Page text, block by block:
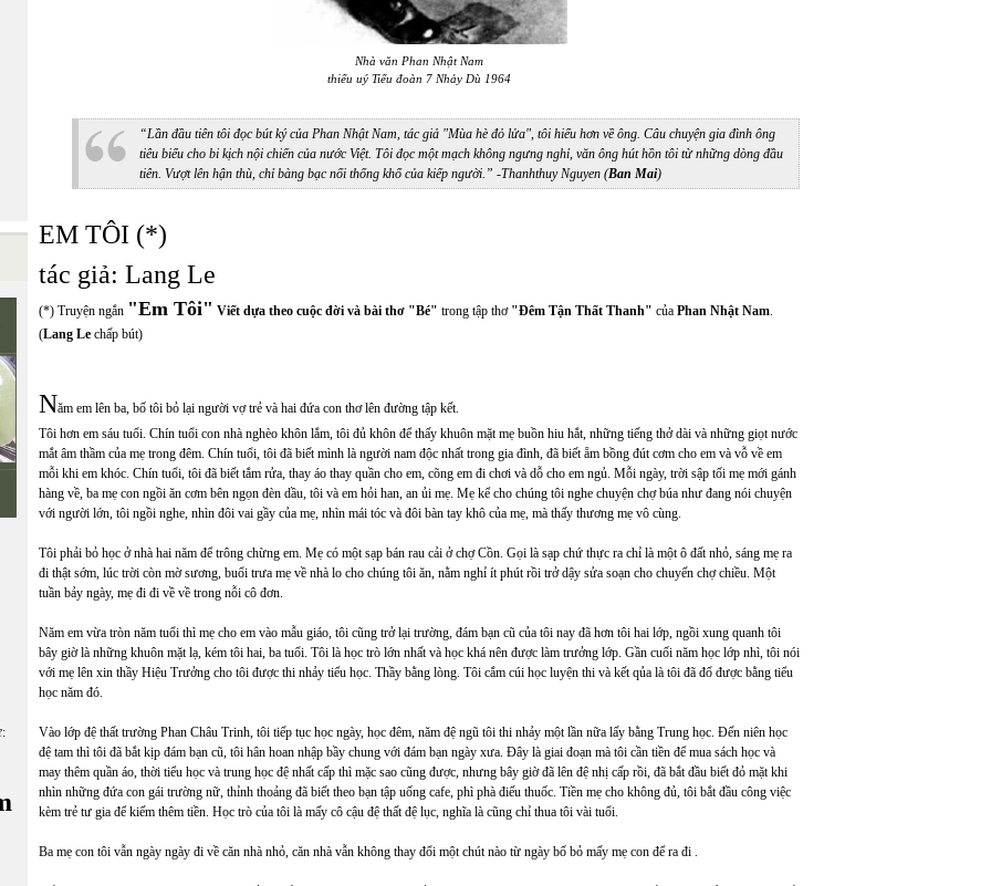
Nhà văn Phan Nhật Nam
thiếu uý Tiểu đoàn 7 Nhảy Dù 1964
“Lần đầu tiên tôi đọc bút ký của Phan Nhật Nam, tác giả "Mùa hè đỏ lửa", tôi hiểu hơn về ông. Câu chuyện gia đình ông
tiêu biểu cho bi kịch nội chiến của nước Việt. Tôi đọc một mạch không ngưng nghỉ, văn ông hút hồn tôi từ những dòng đầu
tiên. Vượt lên hận thù, chỉ bàng bạc nổi thống khổ của kiếp người.” -Thanhthuy Nguyen (Ban Mai)
EM TÔI (*)
tác giả: Lang Le
(*) Truyện ngắn "Em Tôi" Viết dựa theo cuộc đời và bài thơ "Bé" trong tập thơ "Đêm Tận Thất Thanh" của Phan Nhật Nam.
(Lang Le chấp bút)
Năm em lên ba, bố tôi bỏ lại người vợ trẻ và hai đứa con thơ lên đường tập kết.
Tôi hơn em sáu tuổi. Chín tuổi con nhà nghèo khôn lắm, tôi đủ khôn để thấy khuôn mặt mẹ buồn hiu hắt, những tiếng thở dài và những giọt nước
mắt âm thầm của mẹ trong đêm. Chín tuổi, tôi đã biết mình là người nam độc nhất trong gia đình, đã biết ẵm bồng đút cơm cho em và vỗ về em
mỗi khi em khóc. Chín tuổi, tôi đã biết tắm rửa, thay áo thay quần cho em, cõng em đi chơi và dỗ cho em ngủ. Mỗi ngày, trời sập tối mẹ mới gánh
hàng về, ba mẹ con ngồi ăn cơm bên ngọn đèn dầu, tôi và em hỏi han, an ủi mẹ. Mẹ kể cho chúng tôi nghe chuyện chợ búa như đang nói chuyện
với người lớn, tôi ngồi nghe, nhìn đôi vai gầy của mẹ, nhìn mái tóc và đôi bàn tay khô của mẹ, mà thấy thương mẹ vô cùng.
Tôi phải bỏ học ở nhà hai năm để trông chừng em. Mẹ có một sạp bán rau cải ở chợ Cồn. Gọi là sạp chứ thực ra chỉ là một ô đất nhỏ, sáng mẹ ra
đi thật sớm, lúc trời còn mờ sương, buổi trưa mẹ về nhà lo cho chúng tôi ăn, nằm nghỉ ít phút rồi trở dậy sửa soạn cho chuyến chợ chiều. Một
tuần bảy ngày, mẹ đi đi về về trong nỗi cô đơn.
Năm em vừa tròn năm tuổi thì mẹ cho em vào mẫu giáo, tôi cũng trở lại trường, đám bạn cũ của tôi nay đã hơn tôi hai lớp, ngồi xung quanh tôi
bây giờ là những khuôn mặt lạ, kém tôi hai, ba tuổi. Tôi là học trò lớn nhất và học khá nên được làm trưởng lớp. Gần cuối năm học lớp nhì, tôi nói
với mẹ lên xin thầy Hiệu Trưởng cho tôi được thi nhảy tiểu học. Thầy bằng lòng. Tôi cắm cúi học luyện thi và kết qủa là tôi đã đổ được bằng tiểu
học năm đó.
Vào lớp đệ thất trường Phan Châu Trinh, tôi tiếp tục học ngày, học đêm, năm đệ ngũ tôi thi nhảy một lần nữa lấy bằng Trung học. Đến niên học
đệ tam thì tôi đã bắt kịp đám bạn cũ, tôi hân hoan nhập bầy chung với đám bạn ngày xưa. Đây là giai đoạn mà tôi cần tiền để mua sách học và
may thêm quần áo, thời tiểu học và trung học đệ nhất cấp thì mặc sao cũng được, nhưng bây giờ đã lên đệ nhị cấp rồi, đã bắt đầu biết đỏ mặt khi
nhìn những đứa con gái trường nữ, thỉnh thoảng đã biết theo bạn tập uống cafe, phì phà điếu thuốc. Tiền mẹ cho không đủ, tôi bắt đầu công việc
kèm trẻ tư gia để kiếm thêm tiền. Học trò của tôi là mấy cô cậu đệ thất đệ lục, nghĩa là cũng chỉ thua tôi vài tuổi.
Ba mẹ con tôi vẫn ngày ngày đi về căn nhà nhỏ, căn nhà vẫn không thay đổi một chút nào từ ngày bố bỏ mấy mẹ con để ra đi .